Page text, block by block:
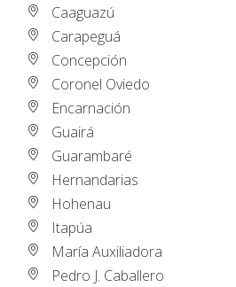
Caaguazú
Carapeguá
Concepción
Coronel Oviedo
Encarnación
Guairá
Guarambaré
Hernandarias
Hohenau
Itapúa
María Auxiliadora
Pedro J. Caballero